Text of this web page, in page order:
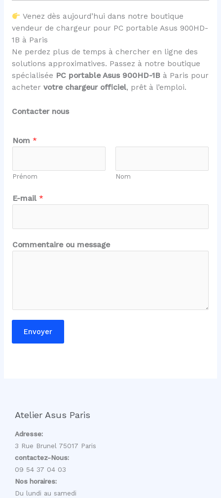
Venez dès aujourd’hui dans notre boutique
vendeur de chargeur pour PC portable Asus 900HD-
1B à Paris
Ne perdez plus de temps à chercher en ligne des
solutions approximatives. Passez à notre boutique
spécialisée PC portable Asus 900HD-1Bà Paris pour
acheter votre chargeur officiel, prêt à l’emploi.
Contacter nous
Nom *
Prénom Nom
E-mail *
u
a
g
o
Commentaire ou message
Envoyer
Atelier Asus Paris
Adresse:
3 Rue Brunel 75017 Paris
contactez-Nous:
09 54 37 04 03
Nos horaires:
Du lundi au samedi